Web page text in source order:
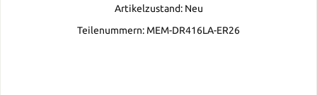
Artikelzustand: Neu
Teilenummern: MEM-DR416LA-ER26